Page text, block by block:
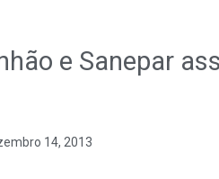
e Sanepar
14, 2013